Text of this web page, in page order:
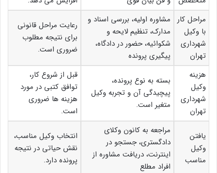
مراحل کار
با وکیل
شهرداری
تهران
مشاوره اولیه، بررسی اسناد و
مدارک، تنظیم لایحه و
شکوائیه، حضور در دادگاه،
پیگیری پرونده
رعایت مراحل قانونی
برای نتیجه مطلوب
ضروری است.
هزینه
وکیل
شهرداری
تهران
بسته به نوع پرونده،
پیچیدگی آن و تجربه وکیل
متغیر است.
قبل از شروع کار،
توافق کتبی در مورد
هزینه ها ضروری
است.
یافتن
وکیل
مناسب
مراجعه به کانون وکلای
دادگستری، جستجو در
اینترنت، دریافت مشاوره از
افراد مطلع
انتخاب وکیل مناسب،
نقش حیاتی در نتیجه
پرونده دارد.